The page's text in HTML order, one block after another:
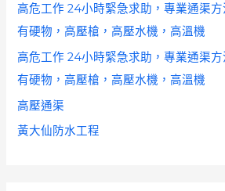
高危工作 24小時緊急求助，專業通渠
有硬物，高壓槍，高壓水機，高溫機
高危工作 24小時緊急求助，專業通渠
有硬物，高壓槍，高壓水機，高溫機
高壓通渠
黃大仙防水工程